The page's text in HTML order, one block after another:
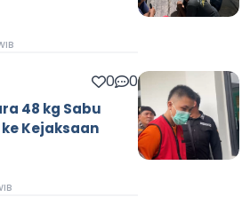
0 0
48 kg Sabu
Kejaksaan